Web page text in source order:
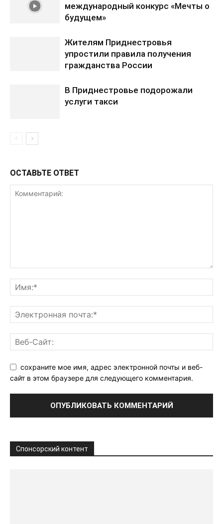
международный конкурс «Мечты о
будущем»
Жителям Приднестровья
упростили правила получения
гражданства России
В Приднестровье подорожали
услуги такси
ОСТАВЬТЕ ОТВЕТ
сохраните мое имя, адрес электронной почты и веб-
сайт в этом браузере для следующего комментария.
Спонсорский контент